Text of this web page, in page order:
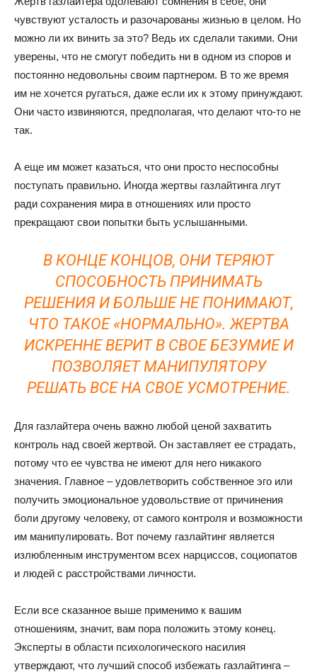
чувствуют усталость и разочарованы жизнью в целом. Но
можно ли их винить за это? Ведь их сделали такими. Они
уверены, что не смогут победить ни в одном из споров и
постоянно недовольны своим партнером. В то же время
им не хочется ругаться, даже если их к этому принуждают.
Они часто извиняются, предполагая, что делают что-то не
так.
А еще им может казаться, что они просто неспособны
поступать правильно. Иногда жертвы газлайтинга лгут
ради сохранения мира в отношениях или просто
прекращают свои попытки быть услышанными.
В КОНЦЕ КОНЦОВ, ОНИ ТЕРЯЮТ
СПОСОБНОСТЬ ПРИНИМАТЬ
РЕШЕНИЯ И БОЛЬШЕ НЕ ПОНИМАЮТ,
ЧТО ТАКОЕ «НОРМАЛЬНО». ЖЕРТВА
ИСКРЕННЕ ВЕРИТ В СВОЕ БЕЗУМИЕ И
ПОЗВОЛЯЕТ МАНИПУЛЯТОРУ
РЕШАТЬ ВСЕ НА СВОЕ УСМОТРЕНИЕ.
Для газлайтера очень важно любой ценой захватить
контроль над своей жертвой. Он заставляет ее страдать,
потому что ее чувства не имеют для него никакого
значения. Главное – удовлетворить собственное эго или
получить эмоциональное удовольствие от причинения
боли другому человеку, от самого контроля и возможности
им манипулировать. Вот почему газлайтинг является
излюбленным инструментом всех нарциссов, социопатов
и людей с расстройствами личности.
Если все сказанное выше применимо к вашим
отношениям, значит, вам пора положить этому конец.
Эксперты в области психологического насилия
утверждают, что лучший способ избежать газлайтинга –